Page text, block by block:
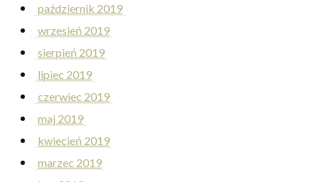
październik 2019
wrzesień 2019
sierpień 2019
lipiec 2019
czerwiec 2019
maj 2019
kwiecień 2019
marzec 2019